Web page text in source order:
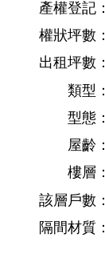
產權登記：
權狀坪數：
出租坪數：
類型：
型態：
屋齡：
樓層：
該層戶數：
隔間材質：